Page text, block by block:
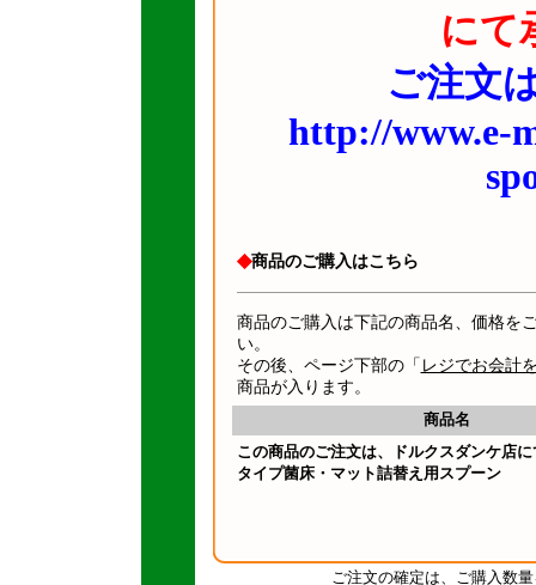
にて
ご注文
http://www.e-
◆商品のご購入はこちら
商品のご購入は下記の商品名、価格を
い。
その後、ページ下部の「 レジでお会計
商品が入ります。
商品名
この商品のご注文は、ドルクスダンケ店
タイプ菌床・マット詰替え用スプーン
ご注文の確定は、ご購入数